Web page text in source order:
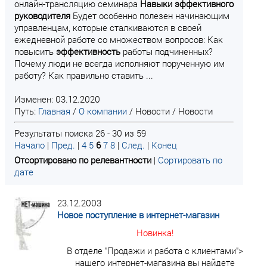
онлайн-трансляцию семинара Навыки эффективного
руководителя Будет особенно полезен начинающим
управленцам, которые сталкиваются в своей
ежедневной работе со множеством вопросов: Как
повысить эффективность работы подчиненных?
Почему люди не всегда исполняют порученную им
работу? Как правильно ставить ...
Изменен: 03.12.2020
Путь: Главная / О компании / Новости / Новости
Результаты поиска 26 - 30 из 59
Начало | Пред. | 4 5 6 7 8 | След. | Конец
Отсортировано по релевантности | Сортировать по
дате
23.12.2003
Новое поступление в интернет-магазин
Новинка!
В отделе "Продажи и работа с клиентами">
нашего интернет-магазина вы найдете